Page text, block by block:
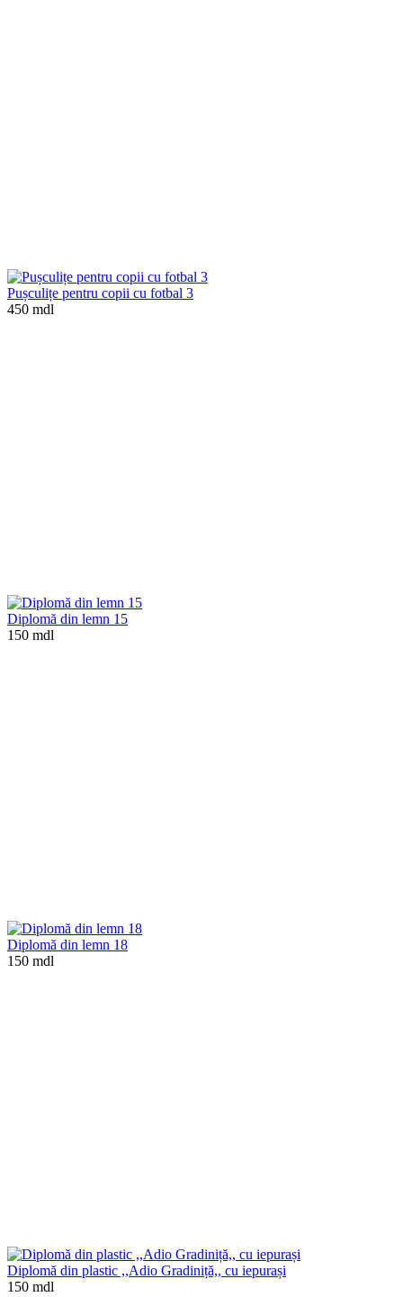
Pușculițe pentru copii cu fotbal 3
450 mdl
Diplomă din lemn 15
150 mdl
Diplomă din lemn 18
150 mdl
Diplomă din plastic ,,Adio Gradiniță,, cu iepurași
150 mdl